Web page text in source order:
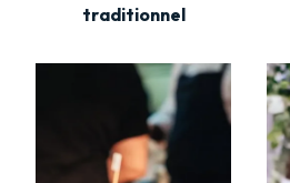
traditionnel